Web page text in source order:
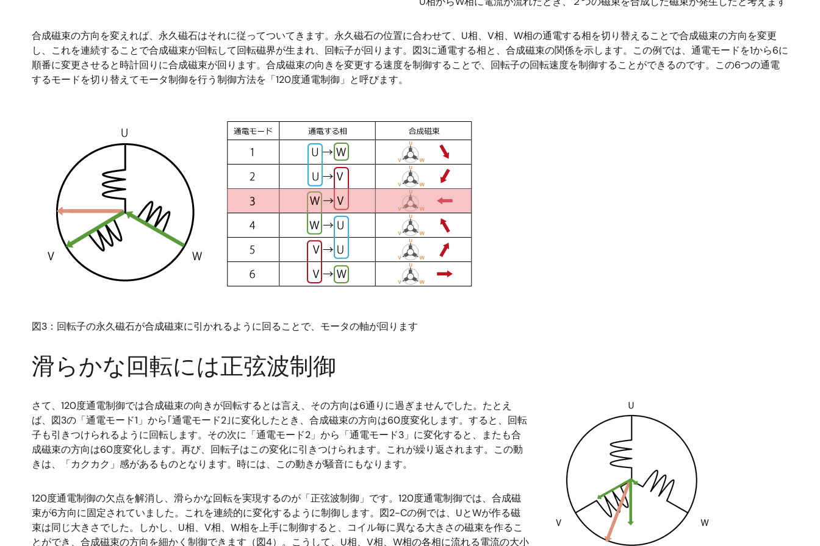
合成磁束の方向を変えれば、永久磁石はそれに従ってついてきます。永久磁石の位置に合わせて、U相、V相、W相の通電する相を切り替えることで合成磁束の方向を変更
し、これを連続することで合成磁束が回転して回転磁界が生まれ、回転子が回ります。図3に通電する相と、合成磁束の関係を示します。この例では、通電モードを1から6に
順番に変更させると時計回りに合成磁束が回ります。合成磁束の向きを変更する速度を制御することで、回転子の回転速度を制御することができるのです。この6つの通電
するモードを切り替えてモータ制御を行う制御方法を「120度通電制御」と呼びます。
図3：回転子の永久磁石が合成磁束に引かれるように回ることで、モータの軸が回ります
滑らかな回転には正弦波制御
さて、120度通電制御では合成磁束の向きが回転するとは言え、その方向は6通りに過ぎませんでした。たとえ
ば、図3の「通電モード1」から｢通電モード2｣に変化したとき、合成磁束の方向は60度変化します。すると、回転
子も引きつけられるように回転します。その次に「通電モード2」から「通電モード3」に変化すると、またも合
成磁束の方向は60度変化します。再び、回転子はこの変化に引きつけられます。これが繰り返されます。この動
きは、「カクカク」感があるものとなります。時には、この動きが騒音にもなります。
120度通電制御の欠点を解消し、滑らかな回転を実現するのが「正弦波制御」です。120度通電制御では、合成磁
束が6方向に固定されていました。これを連続的に変化するように制御します。図2-Cの例では、UとWが作る磁
束は同じ大きさでした。しかし、U相、V相、W相を上手に制御すると、コイル毎に異なる大きさの磁束を作るこ
とができ、合成磁束の方向を細かく制御できます（図4）。こうして、U相、V相、W相の各相に流れる電流の大小